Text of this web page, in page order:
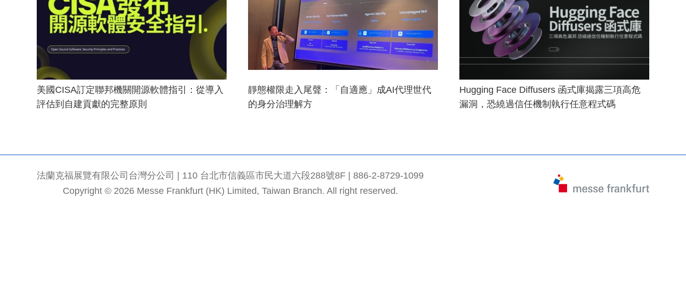
美國CISA訂定聯邦機關開源軟體指引：從導入
評估到自建貢獻的完整原則
靜態權限走入尾聲：「自適應」成AI代理世代
的身分治理解方
Hugging Face Diffusers 函式庫揭露三項高危
漏洞，恐繞過信任機制執行任意程式碼
法蘭克福展覽有限公司台灣分公司 | 110 台北市信義區市民大道六段288號8F | 886-2-8729-1099
Copyright © 2026 Messe Frankfurt (HK) Limited, Taiwan Branch. All right reserved.